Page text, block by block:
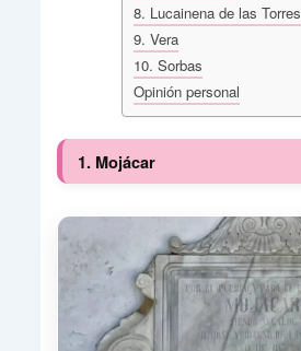
8. Lucainena de las Torres
9. Vera
10. Sorbas
Opinión personal
1. Mojácar